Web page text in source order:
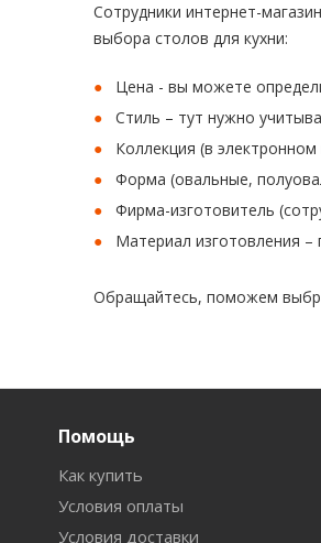
Сотрудники интернет-
выбора столов для кухни:
Цена - вы можете
Стиль – тут нужно
Коллекция (в
Форма (овальные,
Фирма-изготовитель
Материал изготовления
Обращайтесь, поможем
Помощь
Как купить
Условия оплаты
Условия доставки